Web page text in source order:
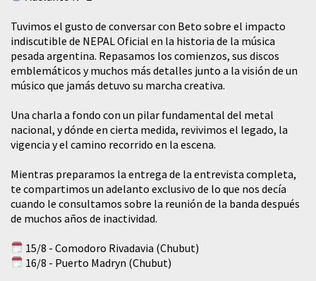
Tuvimos el gusto de conversar con Beto sobre el impacto
indiscutible de NEPAL Oficial en la historia de la música
pesada argentina. Repasamos los comienzos, sus discos
emblemáticos y muchos más detalles junto a la visión de un
músico que jamás detuvo su marcha creativa.
​Una charla a fondo con un pilar fundamental del metal
nacional, y dónde en cierta medida, revivimos el legado, la
vigencia y el camino recorrido en la escena.
Mientras preparamos la entrega de la entrevista completa,
te compartimos un adelanto exclusivo de lo que nos decía
cuando le consultamos sobre la reunión de la banda después
de muchos años de inactividad.
15/8 - Comodoro Rivadavia (Chubut)
16/8 - Puerto Madryn (Chubut)